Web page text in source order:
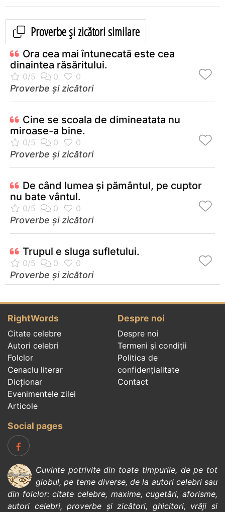
Proverbe și zicători similare
Ora cea mai întunecată este cea
dinaintea răsăritului.
Proverbe și zicători
Cine se scoala de dimineatata nu
miroase-a bine.
Proverbe și zicători
De când lumea şi pământul, pe cuptor
nu bate vântul.
Proverbe și zicători
Trupul e sluga sufletului.
Proverbe și zicători
RightWords
Citate celebre
Autori celebri
Folclor
Cenaclu literar
Dicționar
Evenimentele zilei
Articole
Despre noi
Despre noi
Termeni și condiții
Politica de
confidenţialitate
Contact
Social pages
Cuvinte potrivite din toate timpurile, de pe tot
globul, pe teme diverse, de la autori celebrisau
din folclor:citate celebre, maxime,cugetări,aforisme,
autori celebri,proverbe și zicători, ghicitori, vrăji si